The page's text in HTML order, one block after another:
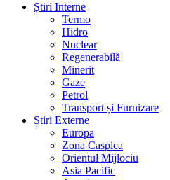
Știri Interne
Termo
Hidro
Nuclear
Regenerabilă
Minerit
Gaze
Petrol
Transport și Furnizare
Știri Externe
Europa
Zona Caspica
Orientul Mijlociu
Asia Pacific